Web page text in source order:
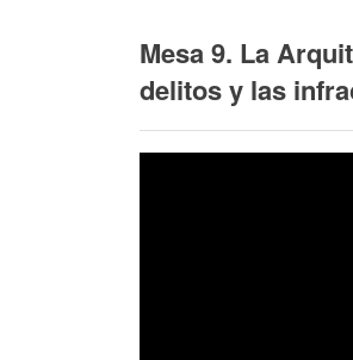
Mesa 9. La
delitos y las